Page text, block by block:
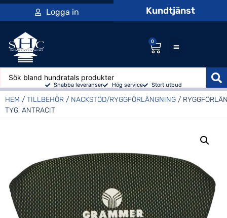
Logga in Kundtjänst
0
Snabba leveranser Hög service Stort utbud
HEM / TILLBEHÖR / NACKSTÖD/RYGGFÖRLÄNGNING /
TYG, ANTRACIT